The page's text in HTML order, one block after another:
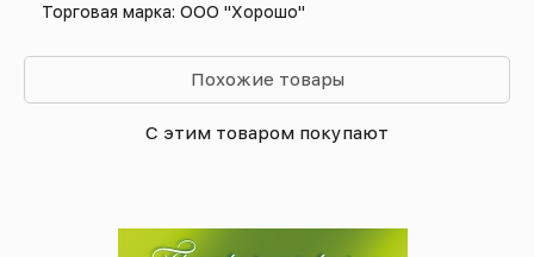
Торговая марка: ООО "Хорошо"
Похожие товары
С этим товаром покупают